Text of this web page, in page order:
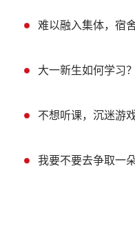
难以融入集体，宿
大一新生如何学习
不想听课，沉迷游
我要不要去争取一